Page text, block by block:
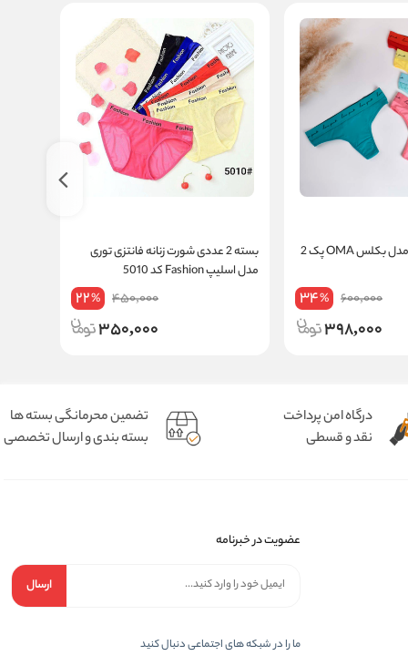
شورت زنانه نخی مدل بکلس OMA پک 2
600,000
34%
398,000
بسته 2 عددی شورت زنانه فانتزی توری
مدل اسلیپ Fashion کد 5010
450,000
22%
350,000
درگاه امن پرداخت
نقد و قسطی
تضمین محرمانگی بسته ها
بسته بندی و ارسال تخصصی
عضویت در خبرنامه
ارسال
ما را در شبکه های اجتماعی دنبال کنید